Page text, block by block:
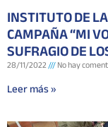
INSTITUTO DE
CAMPAÑA “MI
SUFRAGIO DE
28/11/2022 No hay
Leer más »